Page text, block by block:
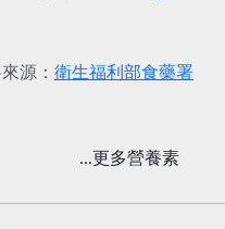
源： 衛生福利部食藥署
...更多營養素